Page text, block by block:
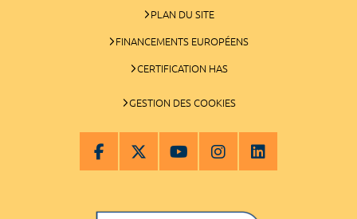
PLAN DU SITE
FINANCEMENTS EUROPÉENS
CERTIFICATION HAS
GESTION DES COOKIES